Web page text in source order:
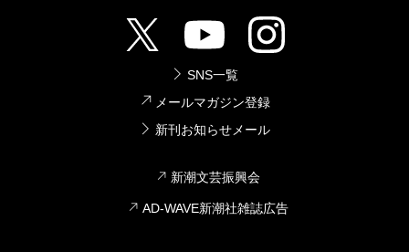
SNS一覧
メールマガジン登録
新刊お知らせメール
新潮文芸振興会
AD-WAVE新潮社雑誌広告